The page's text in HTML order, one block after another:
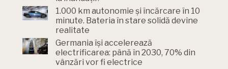
1.000 km autonomie și încărcare în 10
minute. Bateria în stare solidă devine
realitate
Germania își accelerează
electrificarea: până în 2030, 70% din
vânzări vor fi electrice